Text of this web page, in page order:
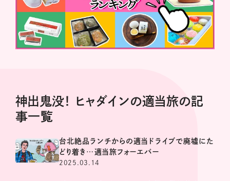
神出鬼没！ ヒャダインの適当旅の記
事一覧
台北絶品ランチからの適当ドライブで廃墟にた
どり着き…適当旅フォーエバー
2025.03.14